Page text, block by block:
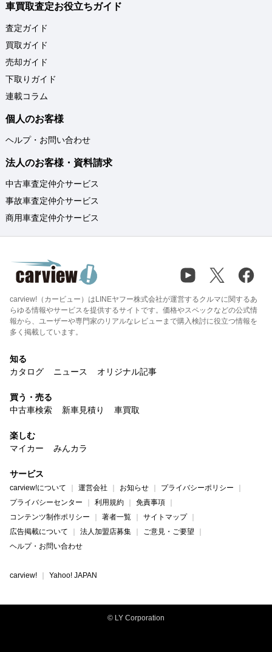
車買取査定お役立ちガイド
査定ガイド
買取ガイド
売却ガイド
下取りガイド
連載コラム
個人のお客様
ヘルプ・お問い合わせ
法人のお客様・資料請求
中古車査定仲介サービス
事故車査定仲介サービス
商用車査定仲介サービス
carview!（カービュー）はLINEヤフー株式会社が運営するクルマに関するあ
らゆる情報やサービスを提供するサイトです。価格やスペックなどの公式情
報から、ユーザーや専門家のリアルなレビューまで購入検討に役立つ情報を
多く掲載しています。
知る
カタログ
ニュース オリジナル記事
買う・売る
中古車検索
新車見積り 車買取
楽しむ
マイカー
みんカラ
サービス
carview!について 運営会社 お知らせ
プライバシーポリシー
プライバシーセンター
利用規約
免責事項
コンテンツ制作ポリシー
著者一覧
サイトマップ
広告掲載について
法人加盟店募集
ご意見・ご要望
ヘルプ・お問い合わせ
carview! Yahoo! JAPAN
© LY Corporation